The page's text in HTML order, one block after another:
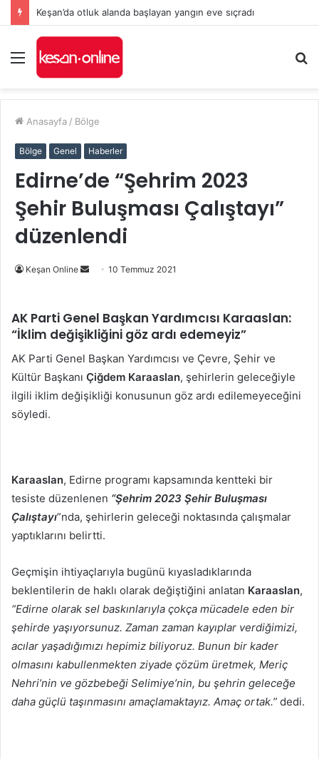
Keşan’da otluk alanda başlayan yangın eve sıçradı
Menü
...
Anasayfa / Bölge
Bölge Genel Haberler
Edirne’de “Şehrim 2023
Şehir Buluşması Çalıştayı”
düzenlendi
Keşan Online
Bir
göndermek
10 Temmuz 2021
AK Parti Genel Başkan Yardımcısı Karaaslan:
“İklim değişikliğini göz ardı edemeyiz”
AK Parti Genel Başkan Yardımcısı ve Çevre, Şehir ve
Kültür Başkanı Çiğdem Karaaslan, şehirlerin geleceğiyle
ilgili iklim değişikliği konusunun göz ardı edilemeyeceğini
söyledi.
Karaaslan, Edirne programı kapsamında kentteki bir
tesiste düzenlenen “Şehrim 2023 Şehir Buluşması
Çalıştayı”nda, şehirlerin geleceği noktasında çalışmalar
yaptıklarını belirtti.
Geçmişin ihtiyaçlarıyla bugünü kıyasladıklarında
beklentilerin de haklı olarak değiştiğini anlatan Karaaslan,
“Edirne olarak sel baskınlarıyla çokça mücadele eden bir
şehirde yaşıyorsunuz. Zaman zaman kayıplar verdiğimizi,
acılar yaşadığımızı hepimiz biliyoruz. Bunun bir kader
olmasını kabullenmekten ziyade çözüm üretmek, Meriç
Nehri’nin ve gözbebeği Selimiye’nin, bu şehrin geleceğe
daha güçlü taşınmasını amaçlamaktayız. Amaç ortak.” dedi.